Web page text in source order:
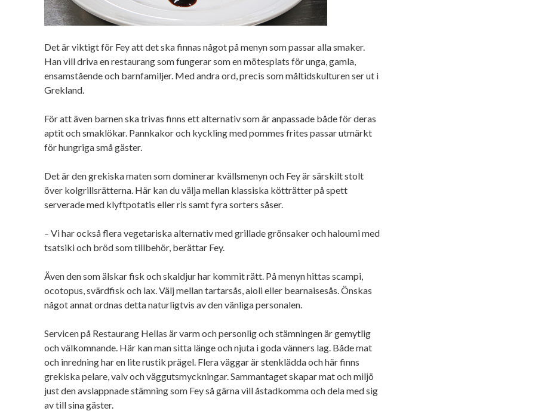
Det är viktigt för Fey att det ska finnas något på menyn som passar alla smaker.
Han vill driva en restaurang som fungerar som en mötesplats för unga, gamla,
ensamstående och barnfamiljer. Med andra ord, precis som måltidskulturen ser ut i
Grekland.
För att även barnen ska trivas finns ett alternativ som är anpassade både för deras
aptit och smaklökar. Pannkakor och kyckling med pommes frites passar utmärkt
för hungriga små gäster.
Det är den grekiska maten som dominerar kvällsmenyn och Fey är särskilt stolt
över kolgrillsrätterna. Här kan du välja mellan klassiska kötträtter på spett
serverade med klyftpotatis eller ris samt fyra sorters såser.
– Vi har också flera vegetariska alternativ med grillade grönsaker och haloumi med
tsatsiki och bröd som tillbehör, berättar Fey.
Även den som älskar fisk och skaldjur har kommit rätt. På menyn hittas scampi,
ocotopus, svärdfisk och lax. Välj mellan tartarsås, aioli eller bearnaisesås. Önskas
något annat ordnas detta naturligtvis av den vänliga personalen.
Servicen på Restaurang Hellas är varm och personlig och stämningen är gemytlig
och välkomnande. Här kan man sitta länge och njuta i goda vänners lag. Både mat
och inredning har en lite rustik prägel. Flera väggar är stenklädda och här finns
grekiska pelare, valv och väggutsmyckningar. Sammantaget skapar mat och miljö
just den avslappnade stämning som Fey så gärna vill åstadkomma och dela med sig
av till sina gäster.